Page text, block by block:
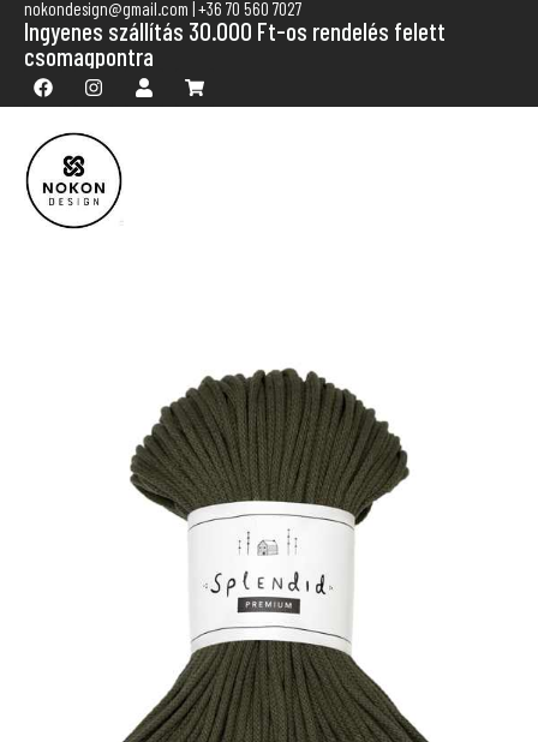
nokondesign@gmail.com | +36 70 560 7027
Ingyenes szállítás 30.000 Ft-os rendelés felett
csomagpontra